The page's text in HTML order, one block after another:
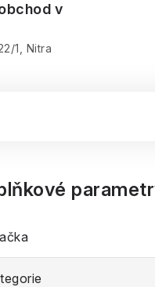
v
1, Nitra